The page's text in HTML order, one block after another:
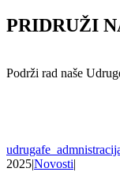
PRIDRUŽI
Podrži rad naše
2025|Novosti|